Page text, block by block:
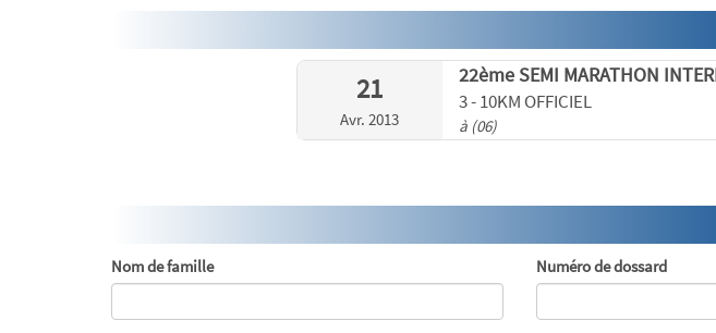
21
Avr. 2013
22ème SEMI MARATHON
3 - 10KM OFFICIEL
à (06)
Nom de famille Numéro de dossard